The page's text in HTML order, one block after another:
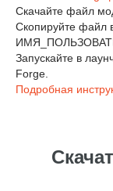
Скачайте файл
Скопируйте файл
Запускайте в
Forge.
Подробная